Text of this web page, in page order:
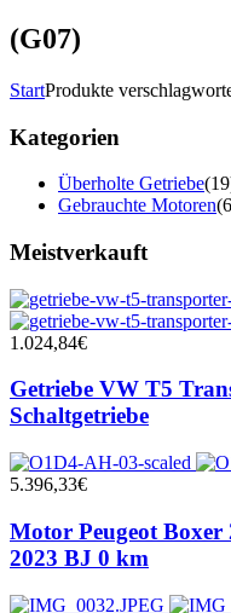
(G07)
StartProdukte
Kategorien
Überholte Getriebe
Gebrauchte Motoren
Meistverkauft
1.024,84€
Getriebe VW T5
Schaltgetriebe
5.396,33€
Motor Peugeot Boxer
2023 BJ 0 km